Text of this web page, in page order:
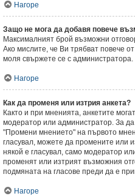
Нагоре
Защо не мога да добавя повече
Максималният брой възможни
Ако мислите, че Ви трябват повече
моля свържете се с администратора.
Нагоре
Как да променя или изтрия анкета?
Както и при мненията, анкетите
модератор или администратор. За
"Промени мнението" на първото
гласувал, можете да промените или
някой е гласувал, само модератор
променят или изтрият възможния
подмяната на гласове преди да е
Нагоре